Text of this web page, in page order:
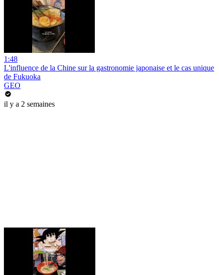
1:48
L'influence de la Chine sur la gastronomie japonaise et le cas unique
de Fukuoka
GEO
il y a 2 semaines